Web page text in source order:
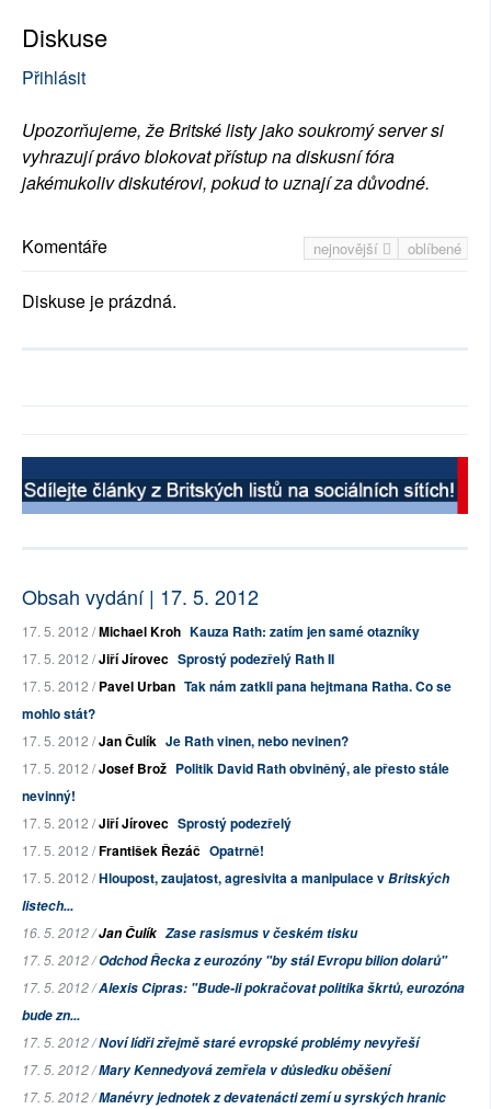
Diskuse
Přihlásit
Upozorňujeme, že Britské listy jako soukromý server si
vyhrazují právo blokovat přístup na diskusní fóra
jakémukoliv diskutérovi, pokud to uznají za důvodné.
nejnovější oblíbené
Komentáře
Diskuse je prázdná.
Obsah vydání | 17. 5. 2012
17. 5. 2012 /Michael Kroh Kauza Rath: zatím jen samé otazníky
17. 5. 2012 /Jiří Jírovec Sprostý podezřelý Rath II
17. 5. 2012 /Pavel Urban Tak nám zatkli pana hejtmana Ratha. Co se
mohlo stát?
17. 5. 2012 /Jan Čulík Je Rath vinen, nebo nevinen?
17. 5. 2012 /Josef Brož Politik David Rath obviněný, ale přesto stále
nevinný!
17. 5. 2012 /Jiří Jírovec Sprostý podezřelý
17. 5. 2012 /František Řezáč Opatrně!
17. 5. 2012 /Hloupost, zaujatost, agresivita a manipulace vBritských
listech...
16. 5. 2012 /Jan Čulík Zase rasismus v českém tisku
17. 5. 2012 /Odchod Řecka z eurozóny "by stál Evropu bilion dolarů"
17. 5. 2012 /Alexis Cipras: "Bude-li pokračovat politika škrtů, eurozóna
bude zn...
17. 5. 2012 /Noví lídři zřejmě staré evropské problémy nevyřeší
17. 5. 2012 /Mary Kennedyová zemřela v důsledku oběšení
17. 5. 2012 /Manévry jednotek z devatenácti zemí u syrských hranic